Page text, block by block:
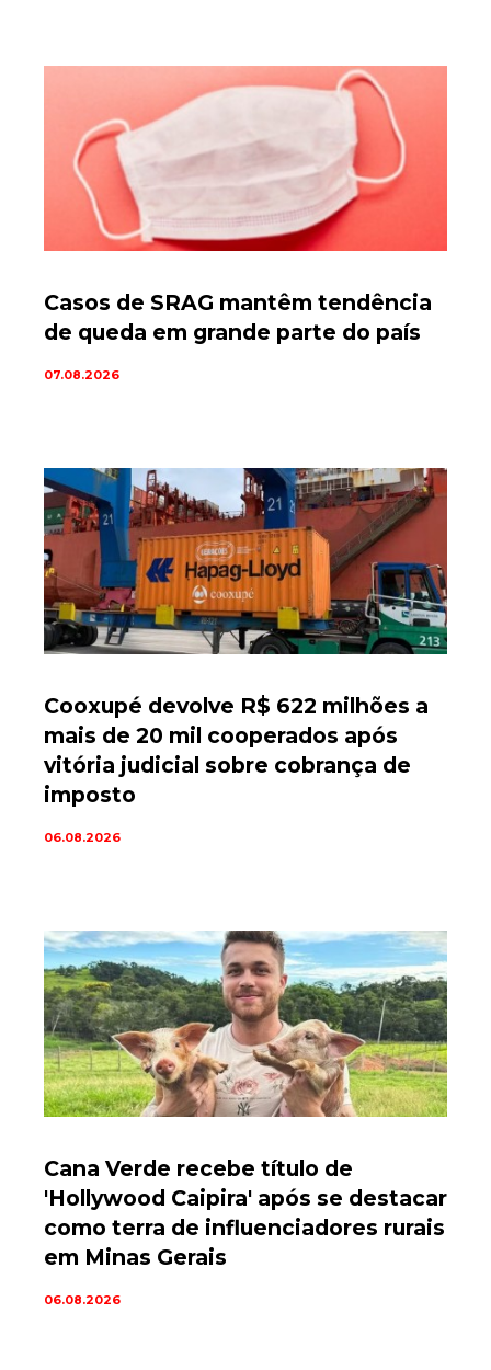
Casos de SRAG mantêm tendência
de queda em grande parte do país
07.08.2026
Cooxupé devolve R$ 622 milhões a
mais de 20 mil cooperados após
vitória judicial sobre cobrança de
imposto
06.08.2026
Cana Verde recebe título de
'Hollywood Caipira' após se destacar
como terra de influenciadores rurais
em Minas Gerais
06.08.2026